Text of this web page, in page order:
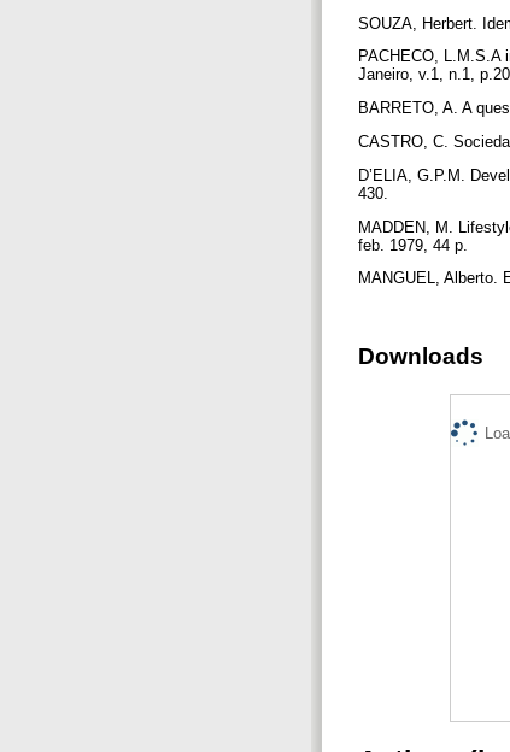
SOUZA, Herbert.
PACHECO, L.M.S.A
Janeiro, v.1, n.1,
BARRETO, A. A
CASTRO, C.
D’ELIA, G.P.M.
430.
MADDEN, M.
feb. 1979, 44 p.
MANGUEL, Alberto.
Downloads